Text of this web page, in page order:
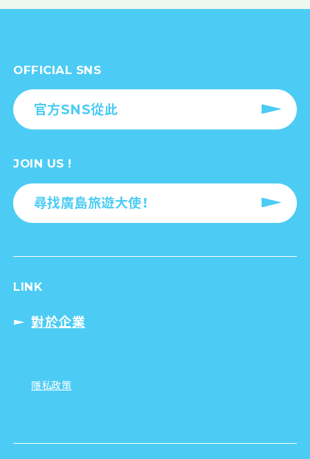
OFFICIAL SNS
官方SNS從此
JOIN US !
尋找廣島旅遊大使！
LINK
對於企業
隱私政策